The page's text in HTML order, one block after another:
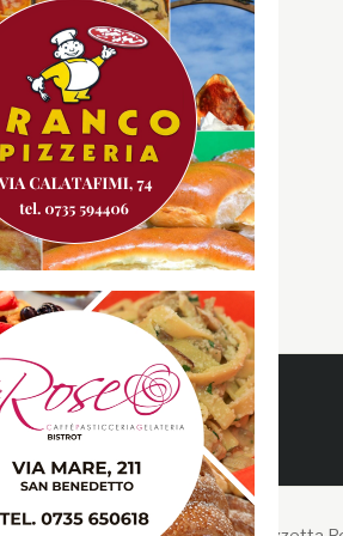
Facebook
Instagram
Twitter
Youtube
RossoBlù